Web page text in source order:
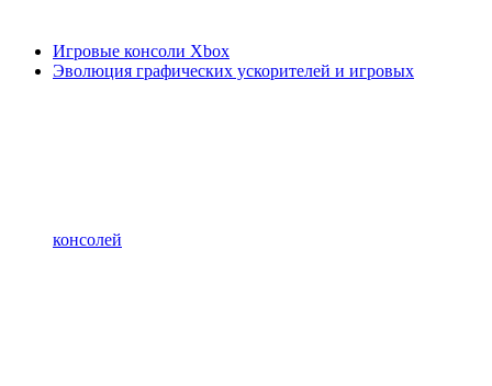
Игровые консоли Xbox
Эволюция графических ускорителей и игровых
консолей